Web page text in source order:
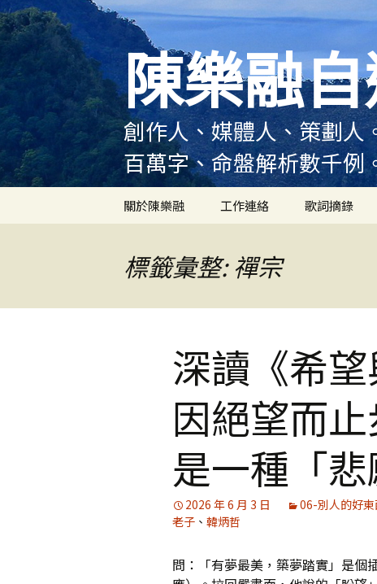
跳
至
主
容
陳樂融
創作人、媒體人、策劃人
百萬字、命盤解析數千例
關於陳樂融
陳樂融大事記
陳樂融舞台劇及音樂劇
作品演出紀錄
媒體專訪精選
工作連絡 歌詞摘錄
標籤彙整: 禪宗
深讀《希
因絕望而
是一種「悲
2026 年 6 月 3 日 06-別人的好
老子 、 韓炳哲
問：「有夢最美，築夢踏實」是個